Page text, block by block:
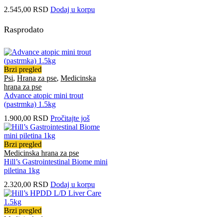
2.545,00 RSD Dodaj u korpu
Rasprodato
Brzi pregled
Psi, Hrana za pse, Medicinska
hrana za pse
Advance atopic mini trout
(pastrmka) 1.5kg
1.900,00 RSD Pročitajte još
Brzi pregled
Medicinska hrana za pse
Hill’s Gastrointestinal Biome mini
piletina 1kg
2.320,00 RSD Dodaj u korpu
Brzi pregled